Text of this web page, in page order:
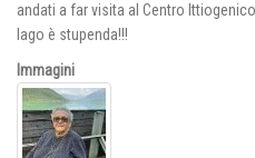
andati a far visita al Centro
lago è stupenda!!!
Immagini